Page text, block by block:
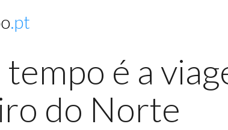
.pt
é a
do Norte